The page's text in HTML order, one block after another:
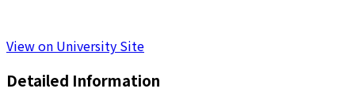
View on University Site
Detailed Information